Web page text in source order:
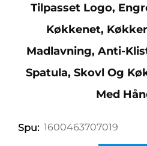
Tilpasset Logo,
Køkkenet,
Madlavning, Anti-
Spatula, Skovl Og
Med
Spu: 1600463707019